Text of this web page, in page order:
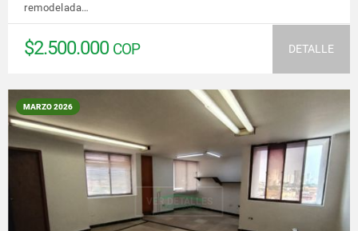
remodelada…
$2.500.000 COP DETALLE
MARZO 2026
VER DETALLES